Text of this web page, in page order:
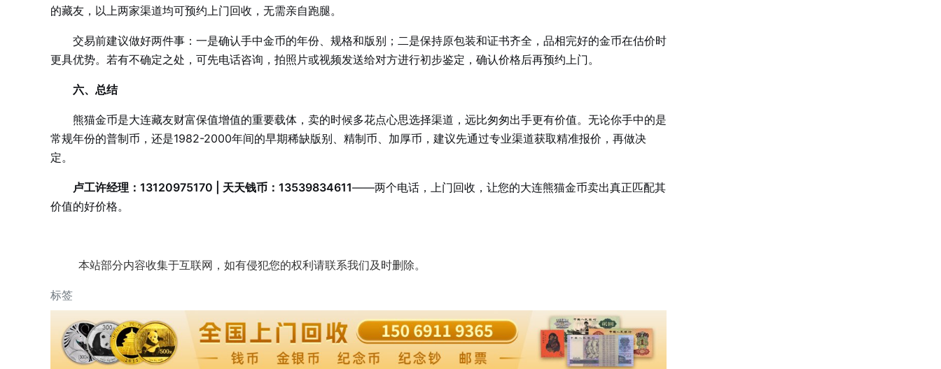
的藏友，以上两家渠道均可预约上门回收，无需亲自跑腿。
交易前建议做好两件事：一是确认手中金币的年份、规格和版别；二是保持原包装和证书齐全，品相完好的金币在估价时
更具优势。若有不确定之处，可先电话咨询，拍照片或视频发送给对方进行初步鉴定，确认价格后再预约上门。
六、总结
熊猫金币是大连藏友财富保值增值的重要载体，卖的时候多花点心思选择渠道，远比匆匆出手更有价值。无论你手中的是
常规年份的普制币，还是1982-2000年间的早期稀缺版别、精制币、加厚币，建议先通过专业渠道获取精准报价，再做决
定。
卢工许经理：13120975170 | 天天钱币：13539834611——两个电话，上门回收，让您的大连熊猫金币卖出真正匹配其
价值的好价格。
本站部分内容收集于互联网，如有侵犯您的权利请联系我们及时删除。
标签